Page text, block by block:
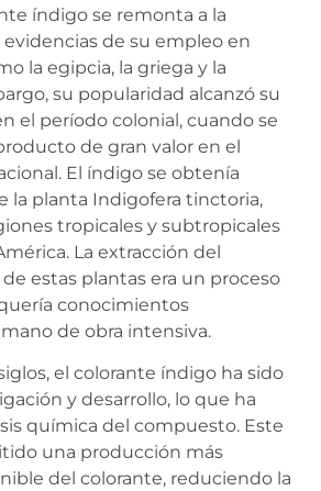
índigo se remonta a la
de su empleo en
la egipcia, la griega y la
su popularidad alcanzó su
el período colonial, cuando se
de gran valor en el
El índigo se obtenía
la planta Indigofera tinctoria,
tropicales y subtropicales
La extracción del
estas plantas era un proceso
conocimientos
de obra intensiva.
el colorante índigo ha sido
y desarrollo, lo que ha
química del compuesto. Este
una producción más
del colorante, reduciendo la